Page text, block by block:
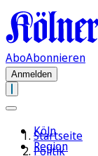
AboAbonnieren
Anmelden
Köln
Region
Startseite
Politik